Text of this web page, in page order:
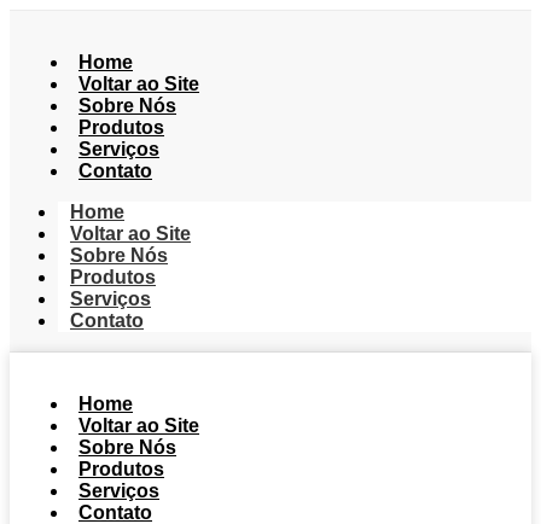
Home
Voltar ao Site
Sobre Nós
Produtos
Serviços
Contato
Home
Voltar ao Site
Sobre Nós
Produtos
Serviços
Contato
Home
Voltar ao Site
Sobre Nós
Produtos
Serviços
Contato